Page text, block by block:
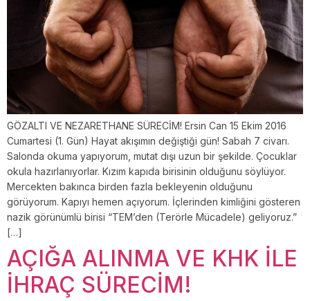
GÖZALTI VE NEZARETHANE SÜRECİM! Ersin Can 15 Ekim 2016
Cumartesi (1. Gün) Hayat akışımın değiştiği gün! Sabah 7 civarı.
Salonda okuma yapıyorum, mutat dışı uzun bir şekilde. Çocuklar
okula hazırlanıyorlar. Kızım kapıda birisinin olduğunu söylüyor.
Mercekten bakınca birden fazla bekleyenin olduğunu
görüyorum. Kapıyı hemen açıyorum. İçlerinden kimliğini gösteren
nazik görünümlü birisi “TEM’den (Terörle Mücadele) geliyoruz.”
[…]
AÇIĞA ALINMA VE KHK İLE
İHRAÇ SÜRECİM!